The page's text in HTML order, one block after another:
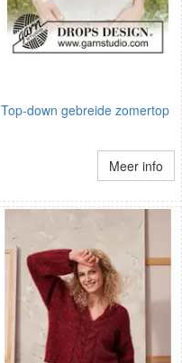
Top-down gebreide zomertop
Meer info